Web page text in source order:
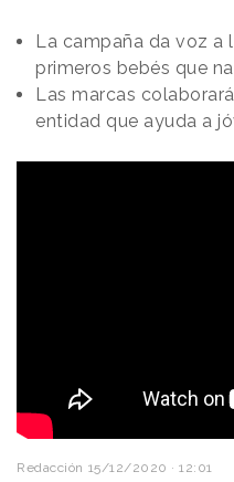
La campaña da voz a
primeros bebés que
Las marcas
entidad que ayuda a
Redacción 15/12/2020 · 12:01